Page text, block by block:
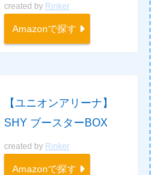
created by Rinker
Amazonで探す
【ユニオンアリーナ】
SHY ブースターBOX
created by Rinker
Amazonで探す